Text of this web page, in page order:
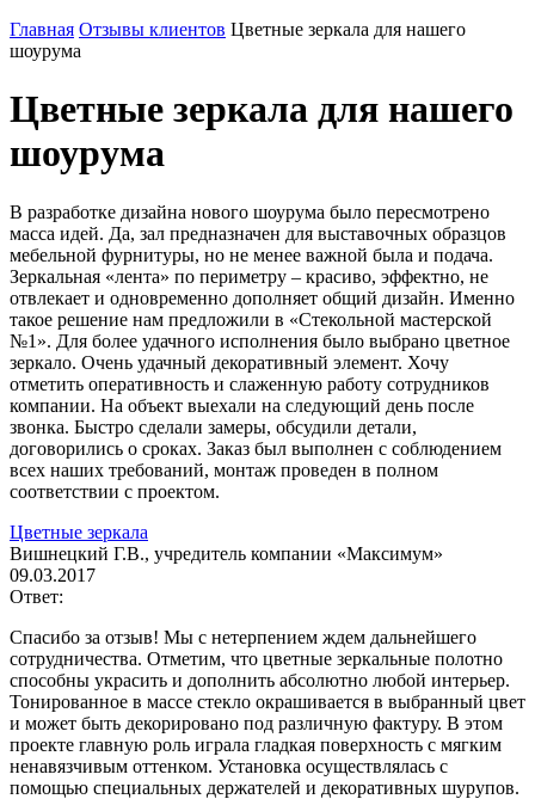
Главная Отзывы клиентов Цветные зеркала для нашего
шоурума
Цветные зеркала для нашего
шоурума
В разработке дизайна нового шоурума было пересмотрено
масса идей. Да, зал предназначен для выставочных образцов
мебельной фурнитуры, но не менее важной была и подача.
Зеркальная «лента» по периметру – красиво, эффектно, не
отвлекает и одновременно дополняет общий дизайн. Именно
такое решение нам предложили в «Стекольной мастерской
№1». Для более удачного исполнения было выбрано цветное
зеркало. Очень удачный декоративный элемент. Хочу
отметить оперативность и слаженную работу сотрудников
компании. На объект выехали на следующий день после
звонка. Быстро сделали замеры, обсудили детали,
договорились о сроках. Заказ был выполнен с соблюдением
всех наших требований, монтаж проведен в полном
соответствии с проектом.
Цветные зеркала
Вишнецкий Г.В., учредитель компании «Максимум»
09.03.2017
Ответ:
Спасибо за отзыв! Мы с нетерпением ждем дальнейшего
сотрудничества. Отметим, что цветные зеркальные полотно
способны украсить и дополнить абсолютно любой интерьер.
Тонированное в массе стекло окрашивается в выбранный цвет
и может быть декорировано под различную фактуру. В этом
проекте главную роль играла гладкая поверхность с мягким
ненавязчивым оттенком. Установка осуществлялась с
помощью специальных держателей и декоративных шурупов.